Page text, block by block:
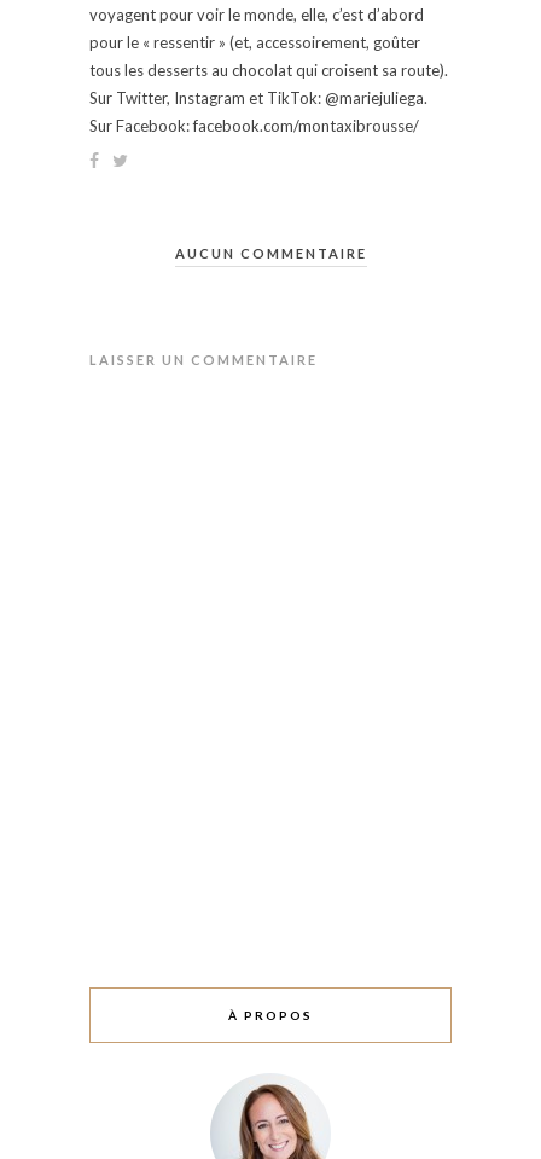
voyagent pour voir le monde, elle, c’est d’abord
pour le « ressentir » (et, accessoirement, goûter
tous les desserts au chocolat qui croisent sa route).
Sur Twitter, Instagram et TikTok: @mariejuliega.
Sur Facebook: facebook.com/montaxibrousse/
AUCUN COMMENTAIRE
LAISSER UN COMMENTAIRE
À PROPOS